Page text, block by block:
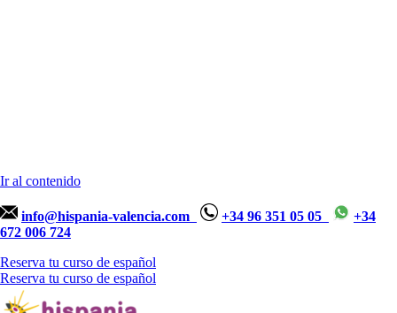
Ir al contenido
info@hispania-valencia.com +34 96 351 05 05
+34
672 006 724
Reserva tu curso de español
Reserva tu curso de español